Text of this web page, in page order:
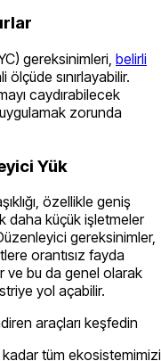
gereksinimleri, belirli
sınırlayabilir.
caydırabilecek
zorunda
Yük
özellikle geniş
daha küçük işletmeler
gereksinimler,
orantısız fayda
ve bu da genel olarak
yol açabilir.
araçları keşfedin
kadar tüm ekosistemimizi